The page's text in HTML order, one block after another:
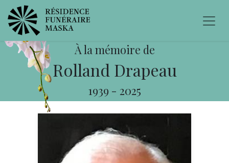
À la mémoire de
Rolland Drapeau
1939 - 2025